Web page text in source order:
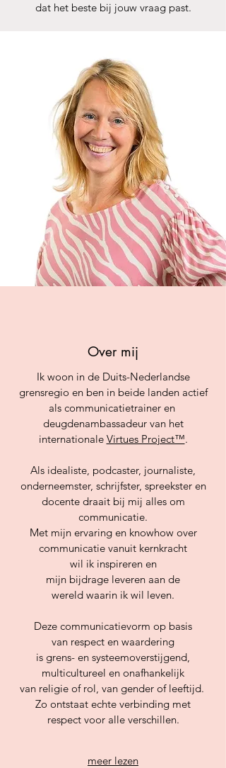
dat het beste bij jouw vraag past.
Over mij
Ik woon in de Duits-Nederlandse
grensregio en ben in beide landen actief
als communicatietrainer en
deugdenambassadeur van het
internationale Virtues Project™.
Als idealiste, podcaster, journaliste,
onderneemster, schrijfster, spreekster en
docente draait bij mij alles om
communicatie.
Met mijn ervaring en knowhow over
communicatie vanuit kernkracht
wil ik inspireren en
mijn bijdrage leveren aan de
wereld waarin ik wil leven.
Deze communicatievorm op basis
van respect en waardering
is grens- en systeemoverstijgend,
multicultureel en onafhankelijk
van religie of rol, van gender of leeftijd.
Zo ontstaat echte verbinding met
respect voor alle verschillen.
meer lezen